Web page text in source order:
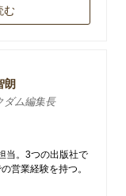
む
朗
ダム編集長
当。3つの出版社で
営業経験を持つ。